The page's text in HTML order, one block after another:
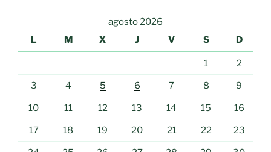
agosto 2026
L
M X J V S D
1 2
3 4 5 6 7 8 9
10 11 12 13 14 15 16
17 18 19 20 21 22 23